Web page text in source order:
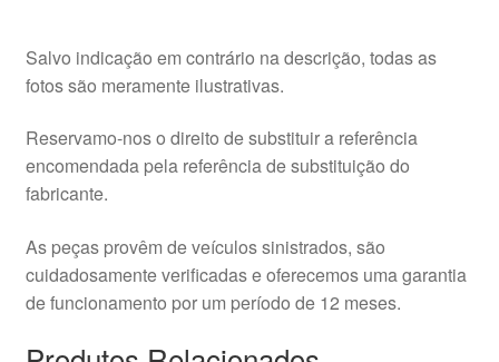
Salvo indicação em contrário na descrição, todas as
fotos são meramente ilustrativas.
Reservamo-nos o direito de substituir a referência
encomendada pela referência de substituição do
fabricante.
As peças provêm de veículos sinistrados, são
cuidadosamente verificadas e oferecemos uma garantia
de funcionamento por um período de 12 meses.